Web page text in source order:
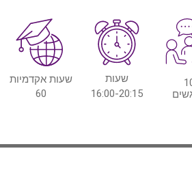
שעות
16:00-20:15
שעות אקדמיות
60